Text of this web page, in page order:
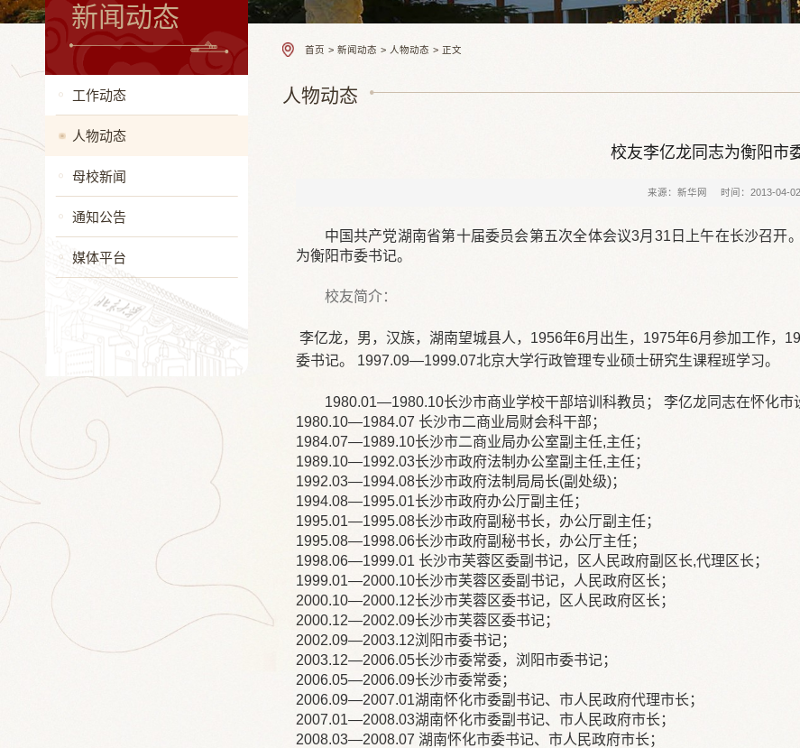
新闻动态
工作动态
人物动态
母校新闻
通知公告
媒体平台
首页 > 新闻动态 > 人物动态 > 正文
人物动态
校友李亿龙同志为衡阳市
来源：新华网 时间：2013-04-02
中国共产党湖南省第十届委员会第五次全体会议3月31日上午在长沙召开
为衡阳市委书记。
校友简介：
李亿龙，男，汉族，湖南望城县人，1956年6月出生，1975年6月参加工作，
委书记。 1997.09—1999.07北京大学行政管理专业硕士研究生课程班学习。
1980.01—1980.10长沙市商业学校干部培训科教员； 李亿龙同志在怀化市
1980.10—1984.07 长沙市二商业局财会科干部；
1984.07—1989.10长沙市二商业局办公室副主任,主任；
1989.10—1992.03长沙市政府法制办公室副主任,主任；
1992.03—1994.08长沙市政府法制局局长(副处级)；
1994.08—1995.01长沙市政府办公厅副主任；
1995.01—1995.08长沙市政府副秘书长，办公厅副主任；
1995.08—1998.06长沙市政府副秘书长，办公厅主任；
1998.06—1999.01 长沙市芙蓉区委副书记，区人民政府副区长,代理区长；
1999.01—2000.10长沙市芙蓉区委副书记，人民政府区长；
2000.10—2000.12长沙市芙蓉区委书记，区人民政府区长；
2000.12—2002.09长沙市芙蓉区委书记；
2002.09—2003.12浏阳市委书记；
2003.12—2006.05长沙市委常委，浏阳市委书记；
2006.05—2006.09长沙市委常委；
2006.09—2007.01湖南怀化市委副书记、市人民政府代理市长；
2007.01—2008.03湖南怀化市委副书记、市人民政府市长；
2008.03—2008.07 湖南怀化市委书记、市人民政府市长；